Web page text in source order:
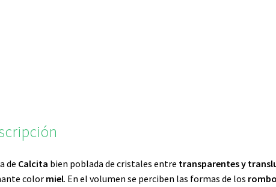
de Calcita bien poblada de cristales entre transparentes y
color miel. En el volumen se perciben las formas de los